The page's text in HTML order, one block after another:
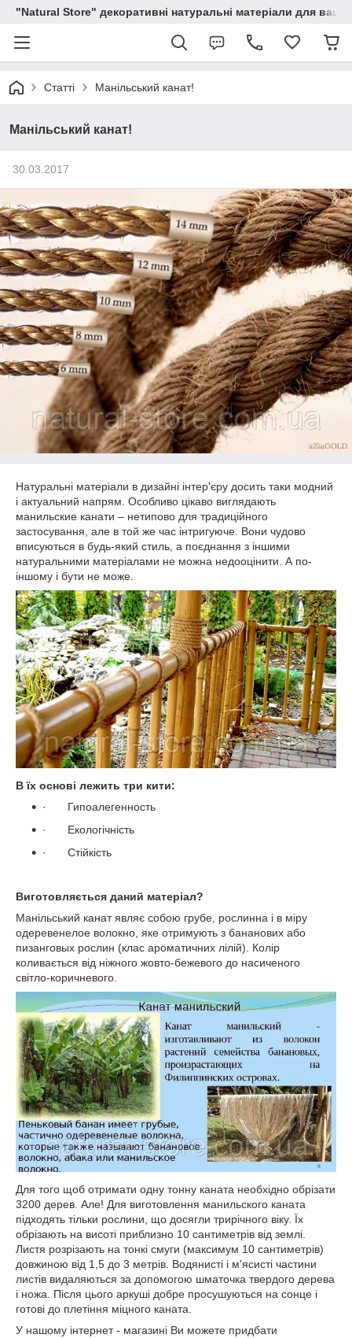
"Natural Store" декоративні натуральні матеріали для
Статті Манільський канат!
Манільський канат!
30.03.2017
Натуральні матеріали в дизайні інтер'єру досить таки модний
і актуальний напрям. Особливо цікаво виглядають
манильские канати – нетипово для традиційного
застосування, але в той же час інтригуюче. Вони чудово
вписуються в будь-який стиль, а поєднання з іншими
натуральними матеріалами не можна недооцінити. А по-
іншому і бути не може.
В їх основі лежить три кити:
·
Гипоалегенность
·
Екологічність
·
Стійкість
Виготовляється даний матеріал?
Манільський канат являє собою грубе, рослинна і в міру
одеревенелое волокно, яке отримують з бананових або
пизанговых рослин (клас ароматичних лілій). Колір
коливається від ніжного жовто-бежевого до насиченого
світло-коричневого.
Для того щоб отримати одну тонну каната необхідно обрізати
3200 дерев. Але! Для виготовлення манильского каната
підходять тільки рослини, що досягли трирічного віку. Їх
обрізають на висоті приблизно 10 сантиметрів від землі.
Листя розрізають на тонкі смуги (максимум 10 сантиметрів)
довжиною від 1,5 до 3 метрів. Водянисті і м'ясисті частини
листів видаляються за допомогою шматочка твердого дерева
і ножа. Після цього аркуші добре просушуються на сонце і
готові до плетіння міцного каната.
У нашому інтернет - магазині Ви можете придбати